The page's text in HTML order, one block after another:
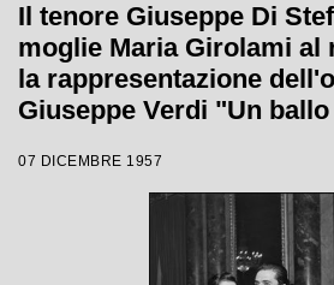
Il tenore Giuseppe Di
moglie Maria Girolami al
la rappresentazione
Giuseppe Verdi "Un
la regia di Margherita
quale è stata inaugurata
lirica 1957-1958 del
07 DICEMBRE 1957